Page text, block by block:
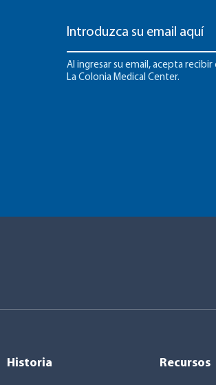
Al ingresar su email, acepta
La Colonia Medical Center.
Historia Recursos